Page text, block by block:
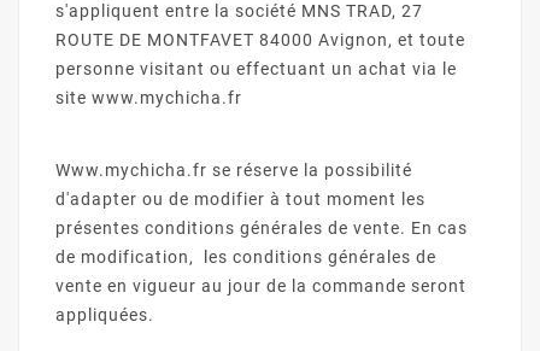
s'appliquent entre la société MNS TRAD, 27
ROUTE DE MONTFAVET 84000 Avignon, et toute
personne visitant ou effectuant un achat via le
site www.mychicha.fr
Www.mychicha.fr se réserve la possibilité
d'adapter ou de modifier à tout moment les
présentes conditions générales de vente. En cas
de modification, les conditions générales de
vente en vigueur au jour de la commande seront
appliquées.